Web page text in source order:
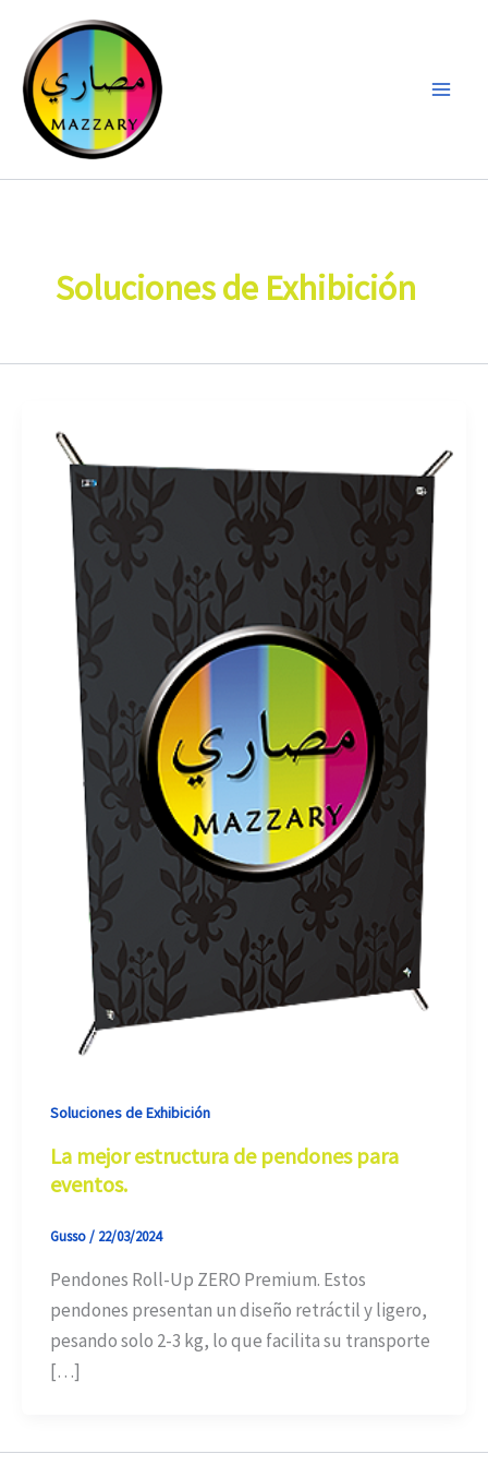
contenido
Soluciones de Exhibición
Soluciones de Exhibición
La mejor estructura de pendones para
eventos.
Gusso/ 22/03/2024
Pendones Roll-Up ZERO Premium. Estos
pendones presentan un diseño retráctil y ligero,
pesando solo 2-3 kg, lo que facilita su transporte
[…]